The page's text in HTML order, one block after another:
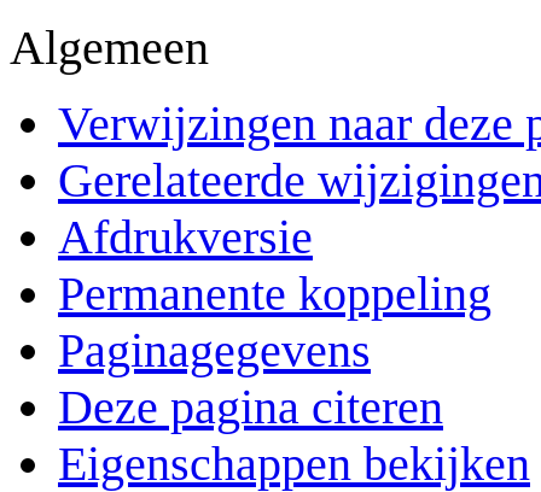
Algemeen
Verwijzingen naar deze
Gerelateerde
Afdrukversie
Permanente koppeling
Paginagegevens
Deze pagina citeren
Eigenschappen bekijken